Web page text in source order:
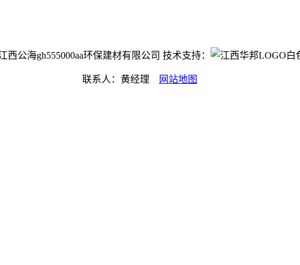
西公海gh555000aa环保建材有限公司 技术支持：
联系人：黄经理 网站地图